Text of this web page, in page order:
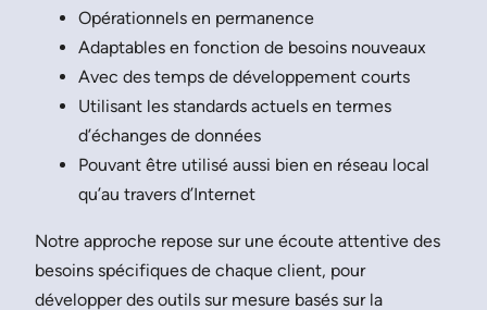
Opérationnels en permanence
Adaptables en fonction de besoins nouveaux
Avec des temps de développement courts
Utilisant les standards actuels en termes
d’échanges de données
Pouvant être utilisé aussi bien en réseau local
qu’au travers d’Internet
Notre approche repose sur une écoute attentive des
besoins spécifiques de chaque client, pour
développer des outils sur mesure basés sur la